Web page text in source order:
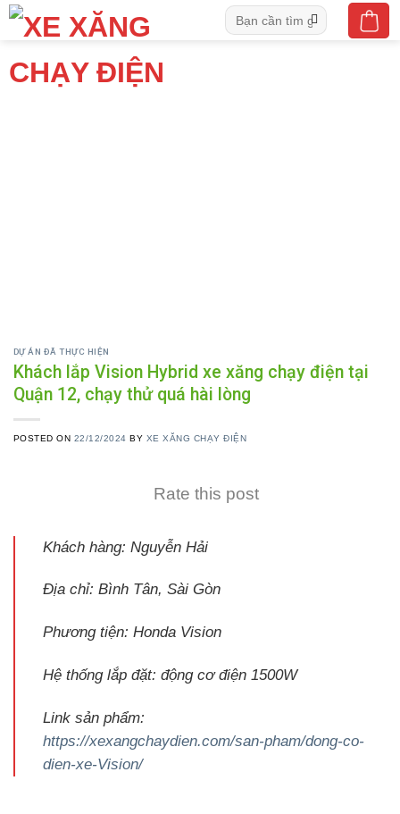
Skip
Tìm
kiếm:
DỰ ÁN ĐÃ THỰC HIỆN
Khách lắp Vision Hybrid xe xăng chạy điện tại
Quận 12, chạy thử quá hài lòng
POSTED ON 22/12/2024 BY XE XĂNG CHẠY ĐIỆN
Rate this post
Khách hàng: Nguyễn Hải
Địa chỉ: Bình Tân, Sài Gòn
Phương tiện: Honda Vision
Hệ thống lắp đặt: động cơ điện 1500W
Link sản phẩm:
https://xexangchaydien.com/san-pham/dong-co-
dien-xe-Vision/